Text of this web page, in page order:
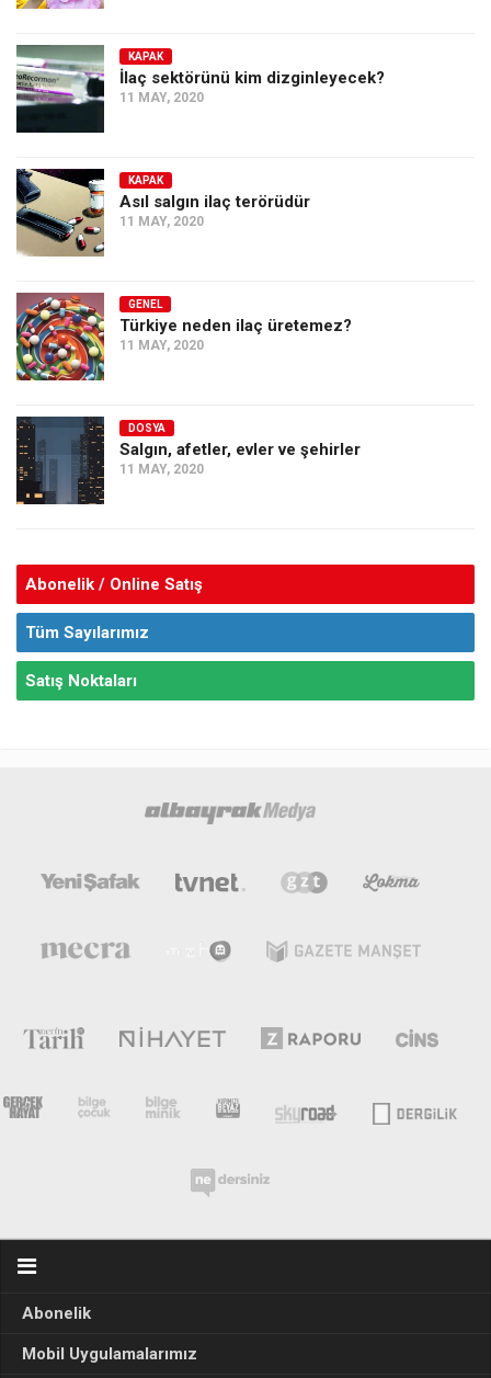
Dosyalar
KAPAK
İlaç sektörünü kim dizginleyecek?
11 MAY, 2020
KAPAK
Asıl salgın ilaç terörüdür
11 MAY, 2020
GENEL
Türkiye neden ilaç üretemez?
11 MAY, 2020
DOSYA
Salgın, afetler, evler ve şehirler
11 MAY, 2020
Abonelik / Online Satış
Tüm Sayılarımız
Satış Noktaları
Abonelik
Mobil Uygulamalarımız